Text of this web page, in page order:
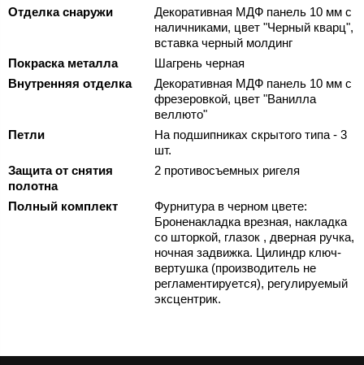
Отделка снаружи
Декоративная МДФ панель 10 мм с
наличниками, цвет "Черный кварц",
вставка черный молдинг
Покраска металла
Шагрень черная
Внутренняя отделка
Декоративная МДФ панель 10 мм с
фрезеровкой, цвет "Ванилла
веллюто"
Петли
На подшипниках скрытого типа - 3
шт.
Защита от снятия
полотна
2 противосъемных ригеля
Полный комплект
Фурнитура в черном цвете:
Броненакладка врезная, накладка
со шторкой, глазок , дверная ручка,
ночная задвижка. Цилиндр ключ-
вертушка (производитель не
регламентируется), регулируемый
эксцентрик.